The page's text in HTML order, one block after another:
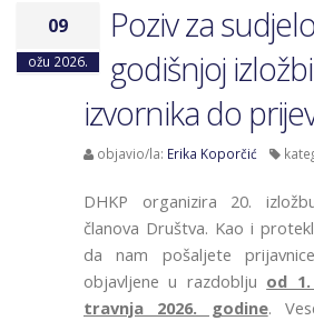
09
ožu 2026.
Poziv za
godišnjoj
izvornika do
objavio/la: Erika Koporčić
DHKP organizira 20.
članova Društva. Kao i
da nam pošaljete
objavljene u razdoblju od
travnja 2026. godine.